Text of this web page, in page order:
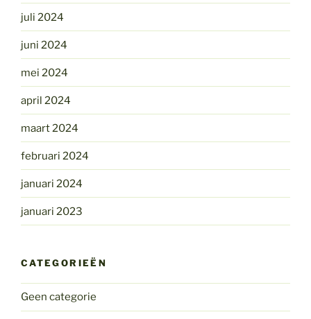
juli 2024
juni 2024
mei 2024
april 2024
maart 2024
februari 2024
januari 2024
januari 2023
CATEGORIEËN
Geen categorie